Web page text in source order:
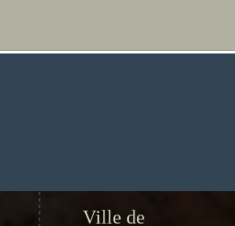
Ville de